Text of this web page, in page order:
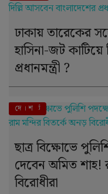
ঢাকায় তারেকের
হাসিনা-জট
প্রধানমন্ত্রী ?
এই মুহূর্তে
দে । শ
ছাত্র বিক্ষোভে
দেবেন অমিত শাহ!
বিরোধীরা